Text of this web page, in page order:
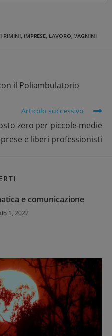
RIMINI IMPRESE LAVORO VAGNINI
il Poliambulatorio
Articolo successivo
zero per piccole-medie
e liberi professionisti
e comunicazione
1, 2022